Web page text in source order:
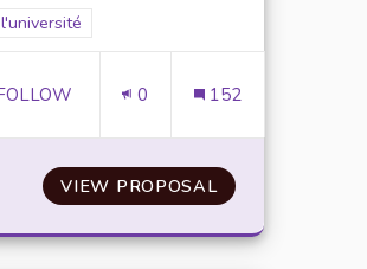
écologique de l'université
FOLLOWERS 0 152
VIEW PROPOSALCRÉATION